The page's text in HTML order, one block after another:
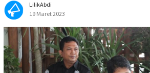
LilikAbdi
19 Maret 2023